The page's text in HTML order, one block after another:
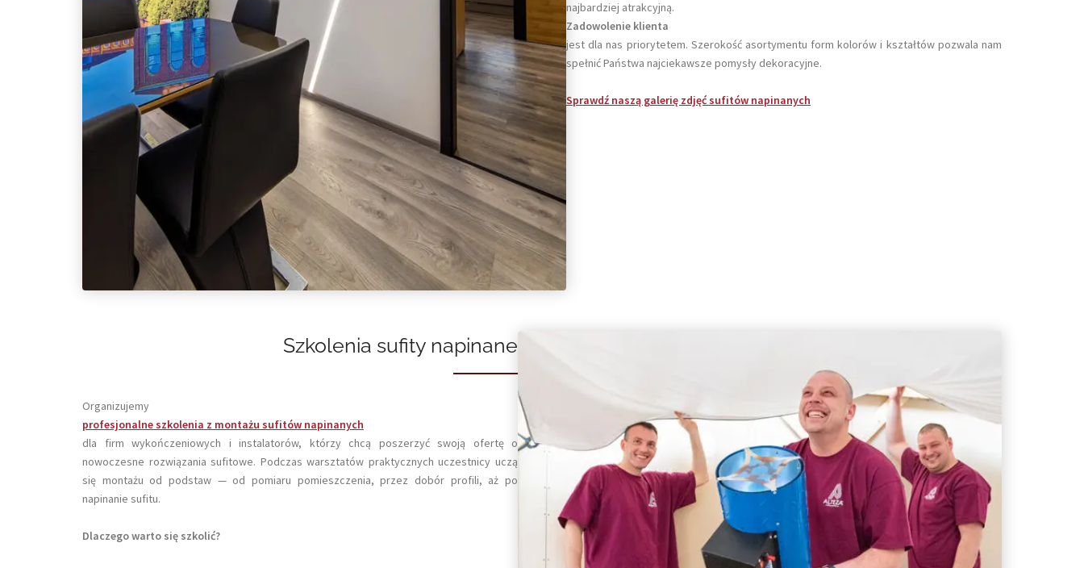
najbardziej atrakcyjną.
Zadowolenie klienta
jest dla nas priorytetem. Szerokość asortymentu form kolorów i kształtów pozwala nam
spełnić Państwa najciekawsze pomysły dekoracyjne.
Sprawdź naszą galerię zdjęć sufitów napinanych
Szkolenia sufity napinane
Organizujemy
profesjonalne szkolenia z montażu sufitów napinanych
dla firm wykończeniowych i instalatorów, którzy chcą poszerzyć swoją ofertę o
nowoczesne rozwiązania sufitowe. Podczas warsztatów praktycznych uczestnicy uczą
się montażu od podstaw — od pomiaru pomieszczenia, przez dobór profili, aż po
napinanie sufitu.
Dlaczego warto się szkolić?